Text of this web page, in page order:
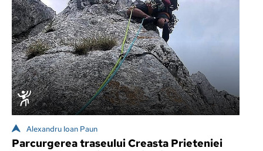
Alexandru Ioan Paun
Parcurgerea traseului Creasta Prieteniei